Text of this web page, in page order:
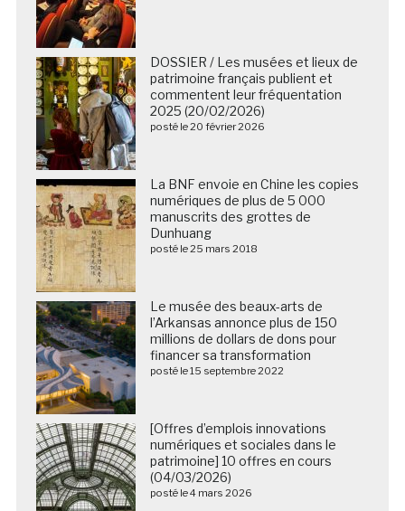
DOSSIER / Les musées et lieux de
patrimoine français publient et
commentent leur fréquentation
2025 (20/02/2026)
posté le 20 février 2026
La BNF envoie en Chine les copies
numériques de plus de 5 000
manuscrits des grottes de
Dunhuang
posté le 25 mars 2018
Le musée des beaux-arts de
l’Arkansas annonce plus de 150
millions de dollars de dons pour
financer sa transformation
posté le 15 septembre 2022
[Offres d’emplois innovations
numériques et sociales dans le
patrimoine] 10 offres en cours
(04/03/2026)
posté le 4 mars 2026